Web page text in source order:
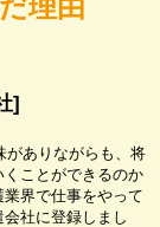
理由
]
がありながらも、将
ことができるのか
界で仕事をやって
社に登録しまし